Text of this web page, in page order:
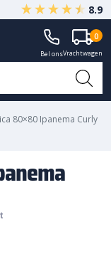
Centrale ligging NL 8.9
Bel onsVrachtwagen
0
80×80 Ipanema Curly